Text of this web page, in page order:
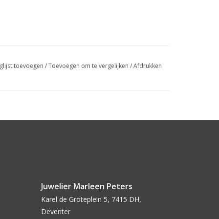
toevoegen /Toevoegen om te vergelijken /Afdrukken
Juwelier Marleen Peters
Karel de Groteplein 5, 7415 DH,
Deventer